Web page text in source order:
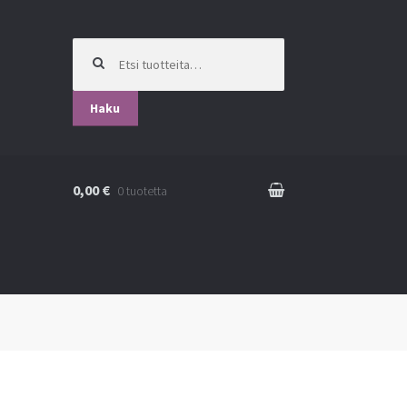
Haku
0,00 € 0 tuotetta